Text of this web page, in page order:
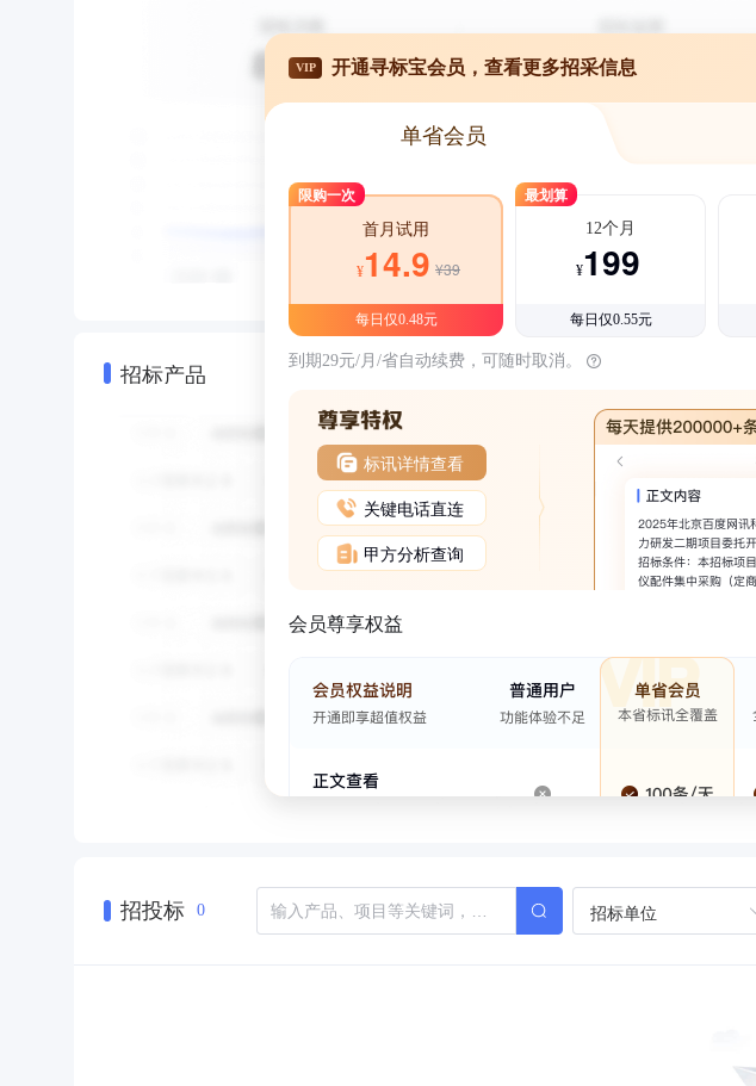
招标产品
VIP 开通寻标宝会员，查看更多招采信息
单省会员
限购一次
首月试用
¥14.9 ¥39
每日仅0.48元
最划算
12个月
¥199
每日仅0.55元
到期29元/月/省自动续费，可随时取消。
标讯详情查看
关键电话直连
甲方分析查询
会员尊享权益
招投标 0 招标单位